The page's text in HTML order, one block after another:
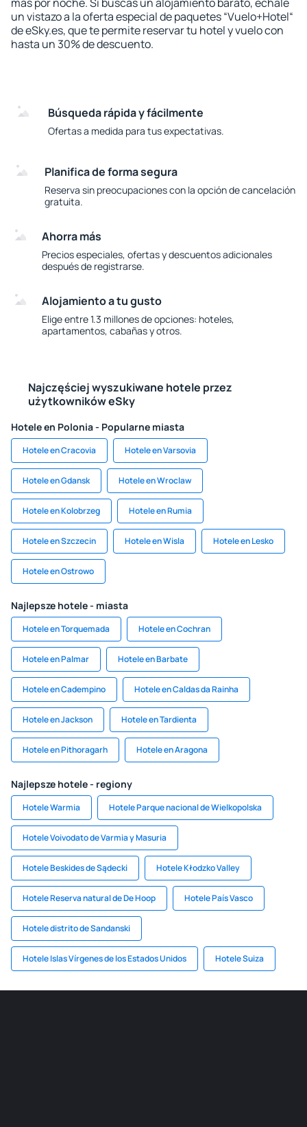
un vistazo a la oferta especial de paquetes “Vuelo+Hotel“
de eSky.es, que te permite reservar tu hotel y vuelo con
hasta un 30% de descuento.
Búsqueda rápida y fácilmente
Ofertas a medida para tus expectativas.
Planifica de forma segura
Reserva sin preocupaciones con la opción de cancelación
gratuita.
Ahorra más
Precios especiales, ofertas y descuentos adicionales
después de registrarse.
Alojamiento a tu gusto
Elige entre 1.3 millones de opciones: hoteles,
apartamentos, cabañas y otros.
Najczęściej wyszukiwane hotele przez
użytkowników eSky
Hotele en Polonia - Popularne miasta
Hotele en Cracovia Hotele en Varsovia
Hotele en Gdansk Hotele en Wroclaw
Hotele en Kolobrzeg Hotele en Rumia
Hotele en Szczecin Hotele en Wisla Hotele en Lesko
Hotele en Ostrowo
Najlepsze hotele - miasta
Hotele en Torquemada Hotele en Cochran
Hotele en Palmar Hotele en Barbate
Hotele en Cadempino Hotele en Caldas da Rainha
Hotele en Jackson Hotele en Tardienta
Hotele en Pithoragarh Hotele en Aragona
Najlepsze hotele - regiony
Hotele Warmia Hotele Parque nacional de Wielkopolska
Hotele Voivodato de Varmia y Masuria
Hotele Beskides de Sądecki Hotele Kłodzko Valley
Hotele Reserva natural de De Hoop Hotele País Vasco
Hotele distrito de Sandanski
Hotele Islas Vírgenes de los Estados Unidos Hotele Suiza